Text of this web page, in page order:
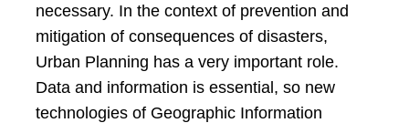
necessary. In the context of prevention and
mitigation of consequences of disasters,
Urban Planning has a very important role.
Data and information is essential, so new
technologies of Geographic Information